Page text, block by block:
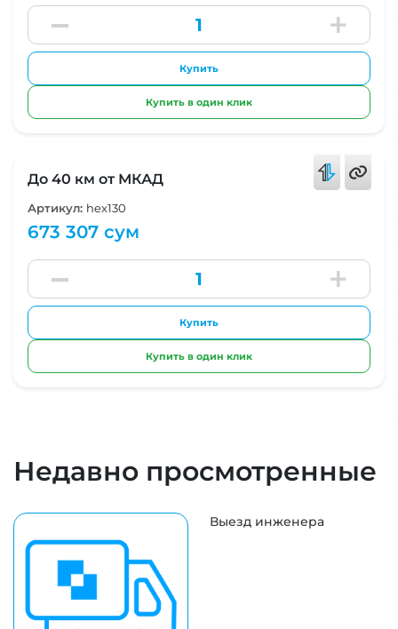
Купить
Купить в один клик
До 40 км от МКАД
Артикул: hex130
673 307 сум
Купить
Купить в один клик
Недавно просмотренные
Выезд инженера